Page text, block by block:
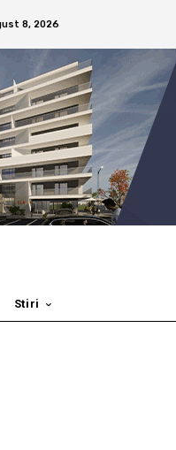
8, 2026
Stiri